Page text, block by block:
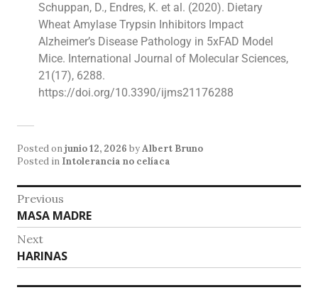
Schuppan, D., Endres, K. et al. (2020). Dietary
Wheat Amylase Trypsin Inhibitors Impact
Alzheimer’s Disease Pathology in 5xFAD Model
Mice. International Journal of Molecular Sciences,
21(17), 6288.
https://doi.org/10.3390/ijms21176288
Posted onjunio 12, 2026 byAlbert Bruno
Posted in Intolerancia no celíaca
Previous
MASA MADRE
Next
HARINAS